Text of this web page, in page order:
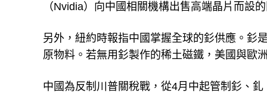
（Nvidia）向中國相關機構出售高端晶片而設
另外，紐約時報指中國掌握全球的釤供應。釤
原物料。若無用釤製作的稀土磁鐵，美國與歐
中國為反制川普關稅戰，從4月中起管制釤、